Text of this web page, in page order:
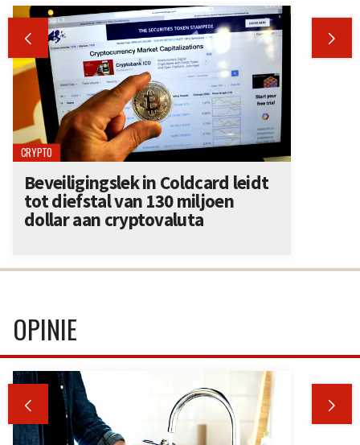
 
CRYPTO
Beveiligingslek in Coldcard leidt
tot diefstal van 130 miljoen
dollar aan cryptovaluta
OPINIE
 